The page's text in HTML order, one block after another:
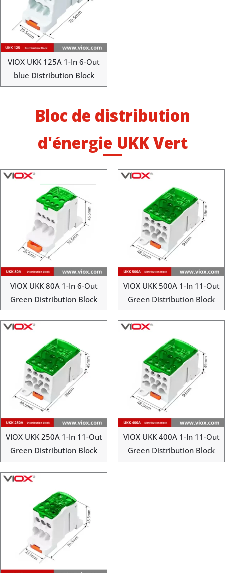
VIOX UKK 125A 1-In 6-Out
blue Distribution Block
Bloc de distribution
d'énergie UKK Vert
VIOX UKK 80A 1-In 6-Out
Green Distribution Block
VIOX UKK 500A 1-In 11-Out
Green Distribution Block
VIOX UKK 250A 1-In 11-Out
Green Distribution Block
VIOX UKK 400A 1-In 11-Out
Green Distribution Block